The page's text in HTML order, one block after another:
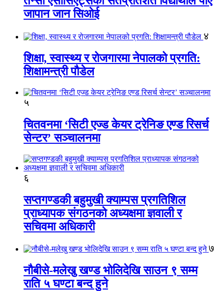
जापान जान सिओई
४
शिक्षा, स्वास्थ्य र रोजगारमा नेपालको प्रगति:
शिक्षामन्त्री पौडेल
५
चितवनमा ‘सिटी एज्ड केयर ट्रेनिङ एण्ड रिसर्च
सेन्टर’ सञ्चालनमा
६
सप्तगण्डकी बहुमुखी क्याम्पस प्रगतिशिल
प्राध्यापक संगठनको अध्यक्षमा ज्ञवाली र
सचिवमा अधिकारी
७
नौबीसे-मलेखु खण्ड भोलिदेखि साउन ९ सम्म
राति ५ घण्टा बन्द हुने